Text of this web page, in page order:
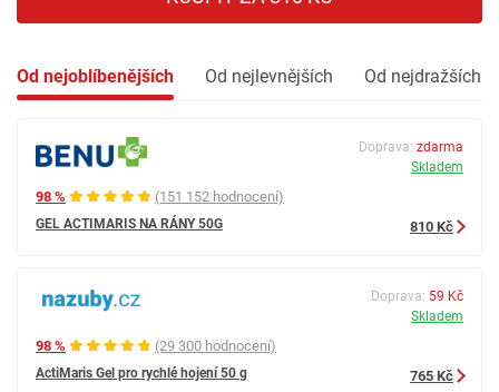
Od nejoblíbenějších Od nejlevnějších Od nejdražších
98 % (151 152 hodnocení)
GEL ACTIMARIS NA RÁNY 50G
Doprava: zdarma
Skladem
810 Kč
98 % (29 300 hodnocení)
ActiMaris Gel pro rychlé hojení 50 g
Doprava: 59 Kč
Skladem
765 Kč